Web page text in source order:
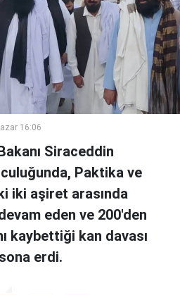
16:06
Siraceddin
Paktika ve
iki aşiret arasında
eden ve 200'den
kaybettiği kan davası
erdi.